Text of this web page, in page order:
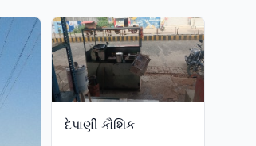
દેપાણી કૌશિક